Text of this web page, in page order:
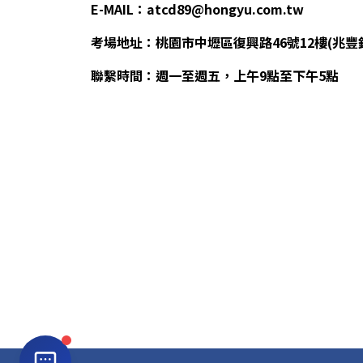
E-MAIL：atcd89@hongyu.com.tw
考場地址：桃園市中壢區復興路46號12樓(兆豐
聯繫時間：週一至週五，上午9點至下午5點